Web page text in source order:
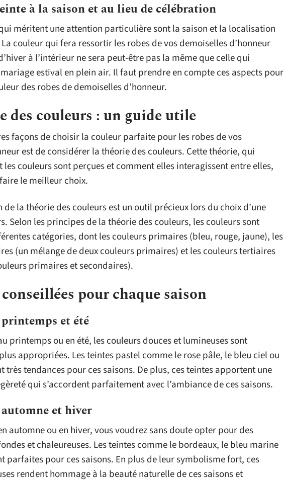
à la saison et au lieu de célébration
méritent une attention particulière sont la saison et la localisation
couleur qui fera ressortir les robes de vos demoiselles d’honneur
à l’intérieur ne sera peut-être pas la même que celle qui
estival en plein air. Il faut prendre en compte ces aspects pour
des robes de demoiselles d’honneur.
des couleurs : un guide utile
façons de choisir la couleur parfaite pour les robes de vos
est de considérer la théorie des couleurs. Cette théorie, qui
couleurs sont perçues et comment elles interagissent entre elles,
le meilleur choix.
de la théorie des couleurs est un outil précieux lors du choix d’une
Selon les principes de la théorie des couleurs, les couleurs sont
catégories, dont les couleurs primaires (bleu, rouge, jaune), les
(un mélange de deux couleurs primaires) et les couleurs tertiaires
primaires et secondaires).
pour chaque saison
et été
printemps ou en été, les couleurs douces et lumineuses sont
appropriées. Les teintes pastel comme le rose pâle, le bleu ciel ou
très tendances pour ces saisons. De plus, ces teintes apportent une
qui s’accordent parfaitement avec l’ambiance de ces saisons.
et hiver
automne ou en hiver, vous voudrez sans doute opter pour des
et chaleureuses. Les teintes comme le bordeaux, le bleu marine
parfaites pour ces saisons. En plus de leur symbolisme fort, ces
rendent hommage à la beauté naturelle de ces saisons et